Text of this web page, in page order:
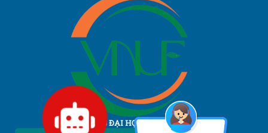
TRƯỜNG ĐẠI HỌC LÂM NGHIỆP